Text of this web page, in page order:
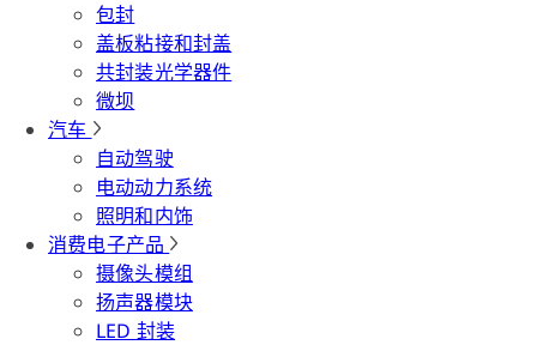
包封
盖板粘接和封盖
共封装光学器件
微坝
汽车
自动驾驶
电动动力系统
照明和内饰
消费电子产品
摄像头模组
扬声器模块
LED 封装